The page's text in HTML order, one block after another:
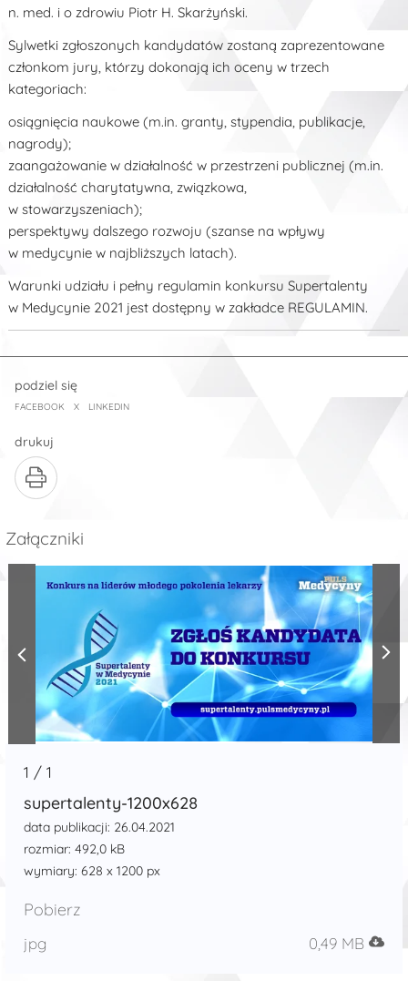
n. med. i o zdrowiu Piotr H. Skarżyński.
Sylwetki zgłoszonych kandydatów zostaną zaprezentowane
członkom jury, którzy dokonają ich oceny w trzech
kategoriach:
osiągnięcia naukowe (m.in. granty, stypendia, publikacje,
nagrody);
zaangażowanie w działalność w przestrzeni publicznej (m.in.
działalność charytatywna, związkowa,
w stowarzyszeniach);
perspektywy dalszego rozwoju (szanse na wpływy
w medycynie w najbliższych latach).
Warunki udziału i pełny regulamin konkursu Supertalenty
w Medycynie 2021 jest dostępny w zakładce REGULAMIN.
podziel się
FACEBOOK X LINKEDIN
drukuj
Załączniki
1 /1
supertalenty-1200x628
data publikacji: 26.04.2021
rozmiar: 492,0 kB
wymiary: 628 x 1200 px
Pobierz
jpg 0,49 MB